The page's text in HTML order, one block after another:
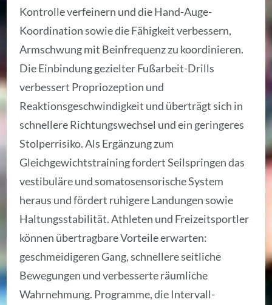
Kontrolle verfeinern und die Hand-Auge-
Koordination sowie die Fähigkeit verbessern,
Armschwung mit Beinfrequenz zu koordinieren.
Die Einbindung gezielter Fußarbeit-Drills
verbessert Propriozeption und
Reaktionsgeschwindigkeit und überträgt sich in
schnellere Richtungswechsel und ein geringeres
Stolperrisiko. Als Ergänzung zum
Gleichgewichtstraining fordert Seilspringen das
vestibuläre und somatosensorische System
heraus und fördert ruhigere Landungen sowie
Haltungsstabilität. Athleten und Freizeitsportler
können übertragbare Vorteile erwarten:
geschmeidigeren Gang, schnellere seitliche
Bewegungen und verbesserte räumliche
Wahrnehmung. Programme, die Intervall-